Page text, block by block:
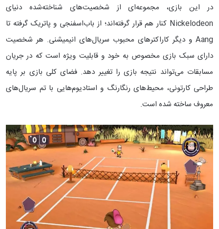
در این بازی، مجموعه‌ای از شخصیت‌های شناخته‌شده دنیای
Nickelodeon کنار هم قرار گرفته‌اند؛ از باب‌اسفنجی و پاتریک گرفته تا
Aang و دیگر کاراکترهای محبوب سریال‌های انیمیشنی. هر شخصیت
دارای سبک بازی مخصوص به خود و قابلیت ویژه است که در جریان
مسابقات می‌تواند نتیجه بازی را تغییر دهد. فضای کلی بازی بر پایه
طراحی کارتونی، محیط‌های رنگارنگ و استادیوم‌هایی با تم سریال‌های
معروف ساخته شده است.